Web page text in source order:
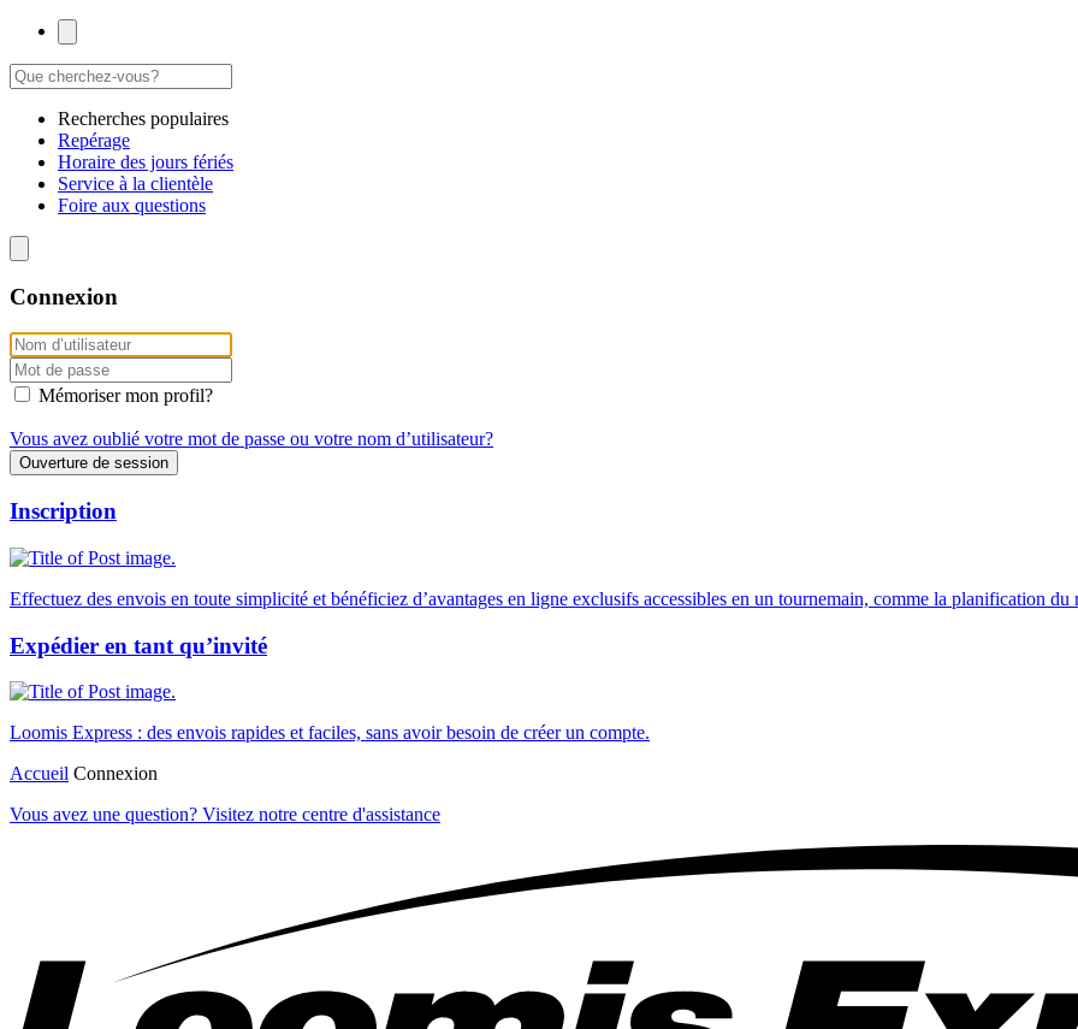
Recherches populaires
Repérage
Horaire des jours fériés
Service à la clientèle
Foire aux questions
Connexion
Mémoriser mon profil?
Vous avez oublié votre mot de passe ou votre nom d’utilisateur?
Inscription
Effectuez des envois en toute simplicité et bénéficiez d’avantages en ligne exclusifs accessibles en un tournemain, comme la planification du
Expédier en tant qu’invité
Loomis Express : des envois rapides et faciles, sans avoir besoin de créer un compte.
Accueil Connexion
Vous avez une question? Visitez notre centre d'assistance